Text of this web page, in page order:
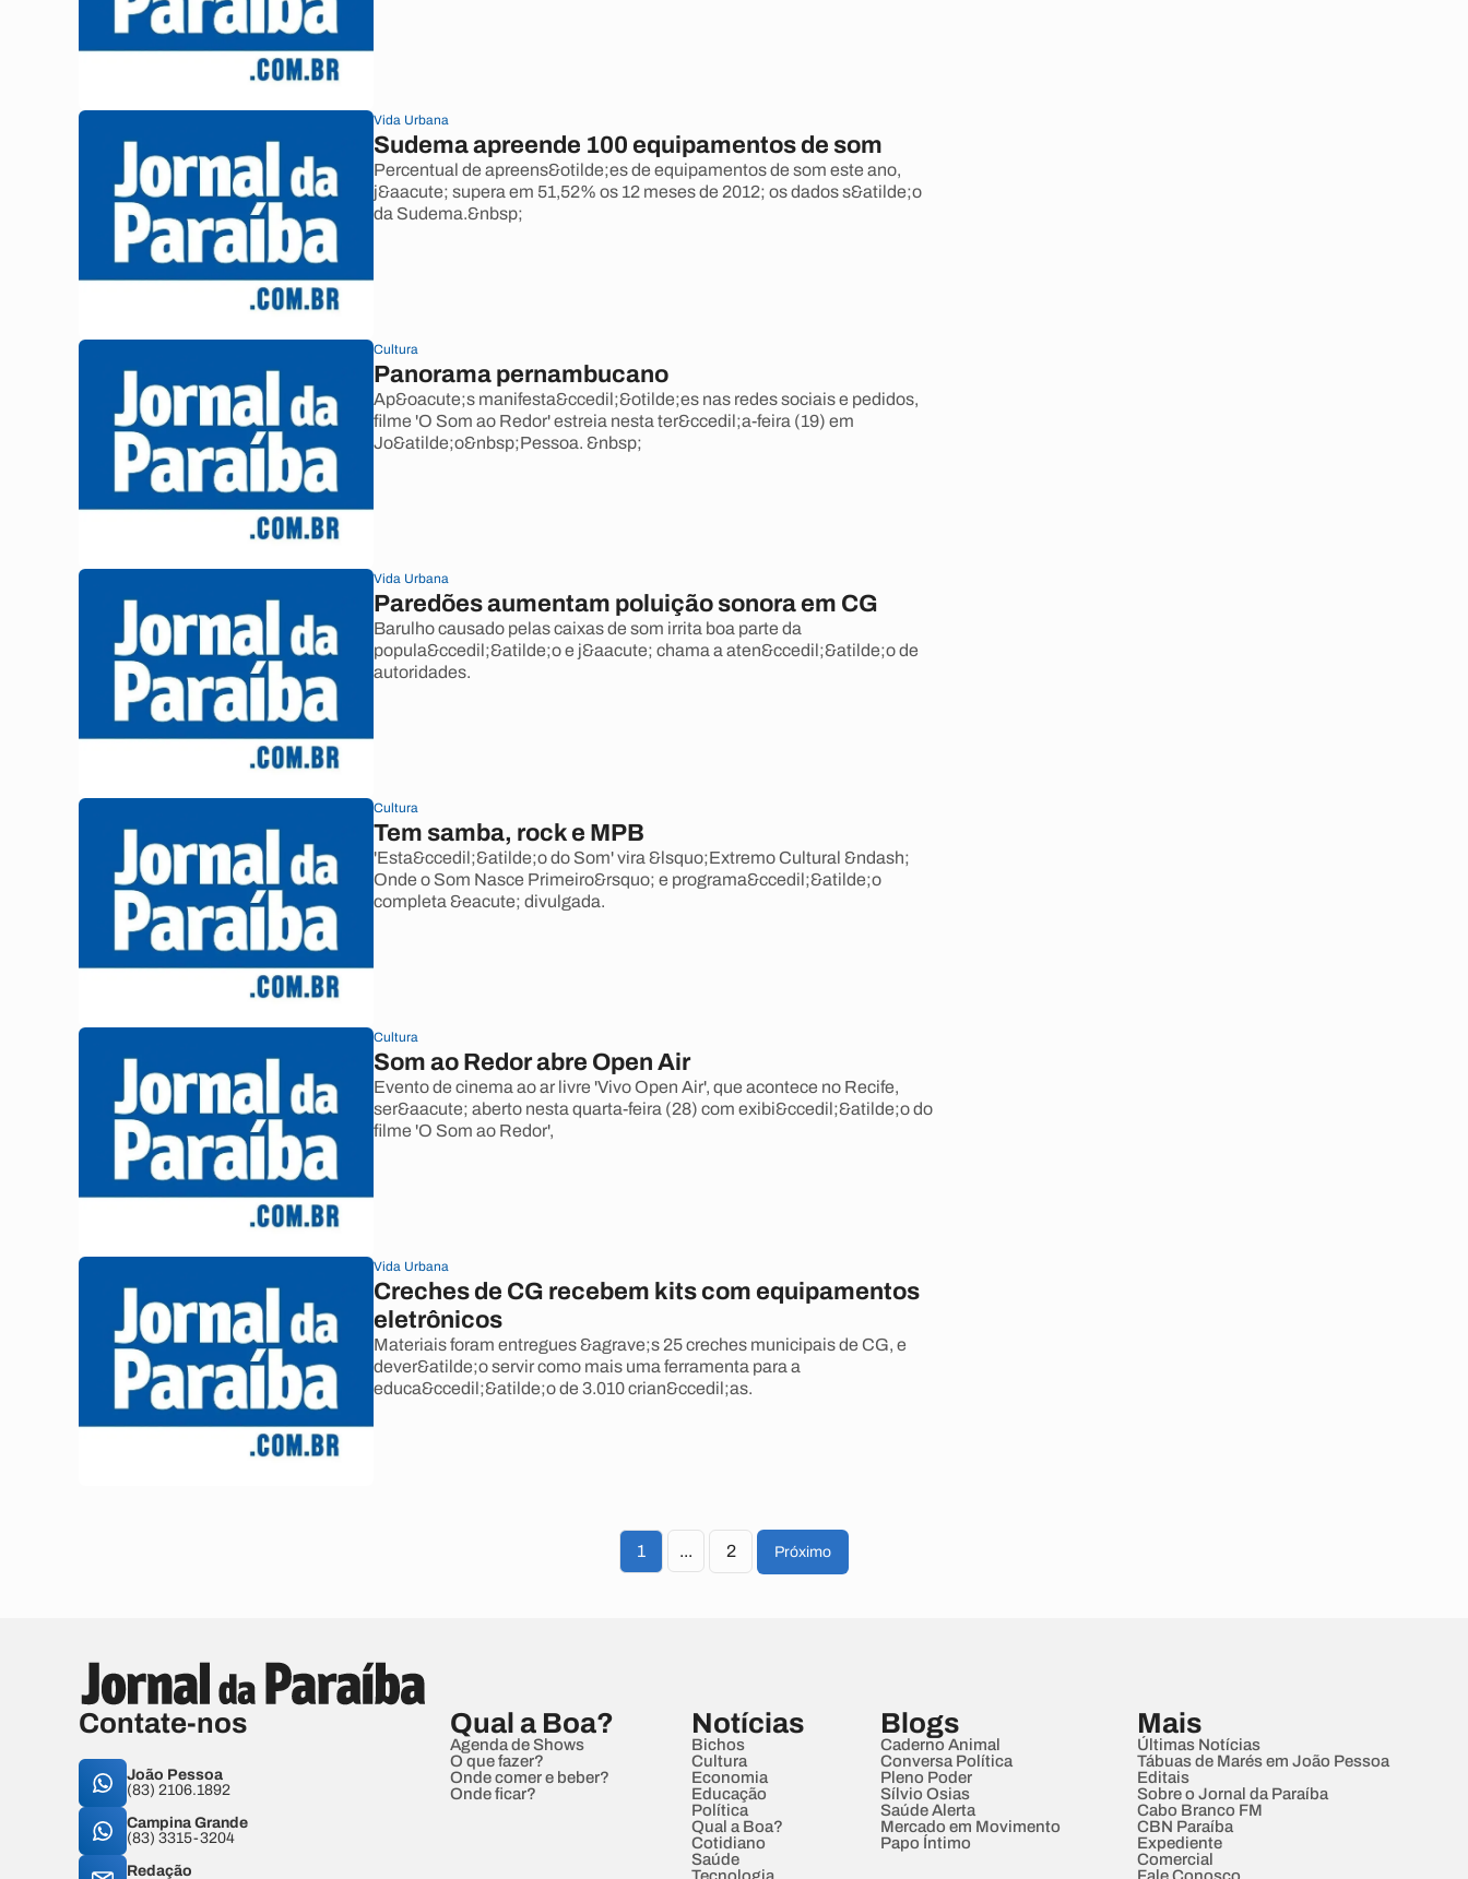
Vida Urbana
Sudema apreende 100 equipamentos de som
Percentual de apreens&otilde;es de equipamentos de som este ano,
j&aacute; supera em 51,52% os 12 meses de 2012; os dados s&atilde;o
da Sudema.&nbsp;
Cultura
Panorama pernambucano
Ap&oacute;s manifesta&ccedil;&otilde;es nas redes sociais e pedidos,
filme 'O Som ao Redor' estreia nesta ter&ccedil;a-feira (19) em
Jo&atilde;o&nbsp;Pessoa. &nbsp;
Vida Urbana
Paredões aumentam poluição sonora em CG
Barulho causado pelas caixas de som irrita boa parte da
popula&ccedil;&atilde;o e j&aacute; chama a aten&ccedil;&atilde;o de
autoridades.
Cultura
Tem samba, rock e MPB
'Esta&ccedil;&atilde;o do Som' vira &lsquo;Extremo Cultural &ndash;
Onde o Som Nasce Primeiro&rsquo; e programa&ccedil;&atilde;o
completa &eacute; divulgada.
Cultura
Som ao Redor abre Open Air
Evento de cinema ao ar livre 'Vivo Open Air', que acontece no Recife,
ser&aacute; aberto nesta quarta-feira (28) com exibi&ccedil;&atilde;o do
filme 'O Som ao Redor',
Vida Urbana
Creches de CG recebem kits com equipamentos
eletrônicos
Materiais foram entregues &agrave;s 25 creches municipais de CG, e
dever&atilde;o servir como mais uma ferramenta para a
educa&ccedil;&atilde;o de 3.010 crian&ccedil;as.
1 ... 2 Próximo
Contate-nos
João Pessoa
(83) 2106.1892
Campina Grande
(83) 3315-3204
Redação
Qual a Boa?
Agenda de Shows
O que fazer?
Onde comer e beber?
Onde ficar?
Notícias
Bichos
Cultura
Economia
Educação
Política
Qual a Boa?
Cotidiano
Saúde
Blogs
Caderno Animal
Conversa Política
Pleno Poder
Sílvio Osias
Saúde Alerta
Mercado em Movimento
Papo Íntimo
Mais
Últimas Notícias
Tábuas de Marés em João Pessoa
Editais
Sobre o Jornal da Paraíba
Cabo Branco FM
CBN Paraíba
Expediente
Comercial